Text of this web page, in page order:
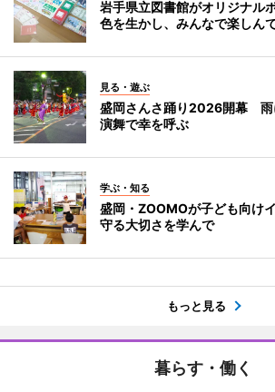
岩手県立図書館がオリジナ
色を生かし、みんなで楽しん
見る・遊ぶ
盛岡さんさ踊り2026開幕 雨
演舞で幸を呼ぶ
学ぶ・知る
盛岡・ZOOMOが子ども向け
守る大切さを学んで
もっと見る
暮らす・働く